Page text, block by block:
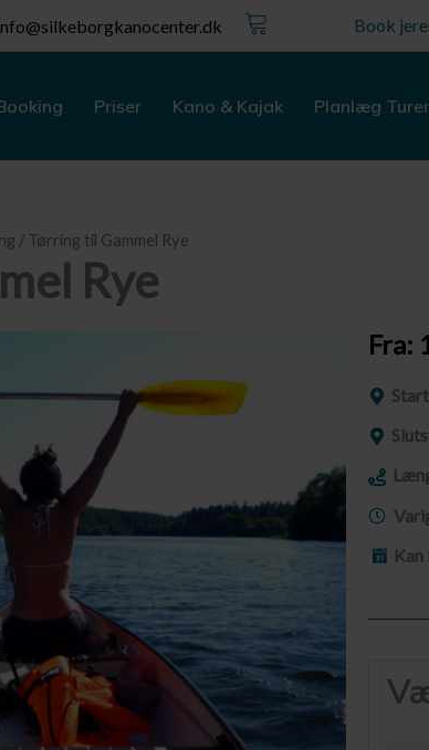
Kurv Book
Priser Kano & Kajak Planlæg
/ Tørring til Gammel Rye
Rye
Fra: